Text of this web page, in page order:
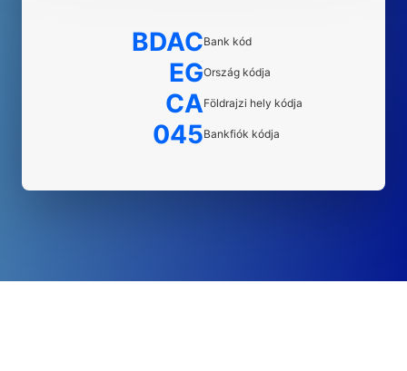
BDACBank kód
EGOrszág kódja
CAFöldrajzi hely kódja
045Bankfiók kódja